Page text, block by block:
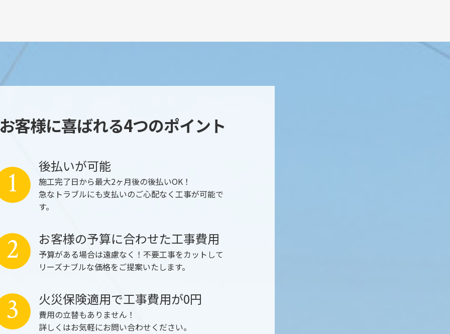
客様に喜ばれる4つのポイント
後払いが可能
施工完了日から最大2ヶ月後の後払いOK！
急なトラブルにも支払いのご心配なく工事が可能で
す。
1
お客様の予算に合わせた工事費用
予算がある場合は遠慮なく！不要工事をカットして
リーズナブルな価格をご提案いたします。
2
火災保険適用で工事費用が0円
費用の立替もありません！
詳しくはお気軽にお問い合わせください。
3